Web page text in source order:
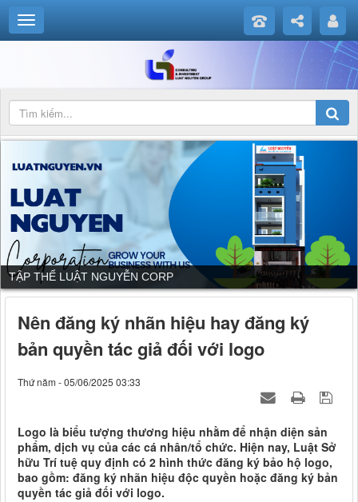
TẬP THỂ LUẬT NGUYỄN CORP
Nên đăng ký nhãn hiệu hay đăng ký
bản quyền tác giả đối với logo
Thứ năm - 05/06/2025 03:33
Logo là biểu tượng thương hiệu nhằm để nhận diện sản
phẩm, dịch vụ của các cá nhân/tổ chức. Hiện nay, Luật Sở
hữu Trí tuệ quy định có 2 hình thức đăng ký bảo hộ logo,
bao gồm: đăng ký nhãn hiệu độc quyền hoặc đăng ký bản
quyền tác giả đối với logo.